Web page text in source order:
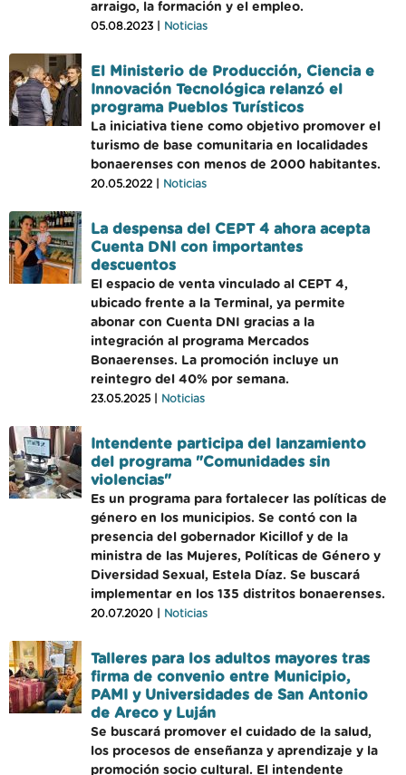
arraigo, la formación y el empleo.
05.08.2023 | Noticias
El Ministerio de Producción, Ciencia e
Innovación Tecnológica relanzó el
programa Pueblos Turísticos
La iniciativa tiene como objetivo promover el
turismo de base comunitaria en localidades
bonaerenses con menos de 2000 habitantes.
20.05.2022 | Noticias
La despensa del CEPT 4 ahora acepta
Cuenta DNI con importantes
descuentos
El espacio de venta vinculado al CEPT 4,
ubicado frente a la Terminal, ya permite
abonar con Cuenta DNI gracias a la
integración al programa Mercados
Bonaerenses. La promoción incluye un
reintegro del 40% por semana.
23.05.2025 | Noticias
Intendente participa del lanzamiento
del programa "Comunidades sin
violencias"
Es un programa para fortalecer las políticas de
género en los municipios. Se contó con la
presencia del gobernador Kicillof y de la
ministra de las Mujeres, Políticas de Género y
Diversidad Sexual, Estela Díaz. Se buscará
implementar en los 135 distritos bonaerenses.
20.07.2020 | Noticias
Talleres para los adultos mayores tras
firma de convenio entre Municipio,
PAMI y Universidades de San Antonio
de Areco y Luján
Se buscará promover el cuidado de la salud,
los procesos de enseñanza y aprendizaje y la
promoción socio cultural. El intendente